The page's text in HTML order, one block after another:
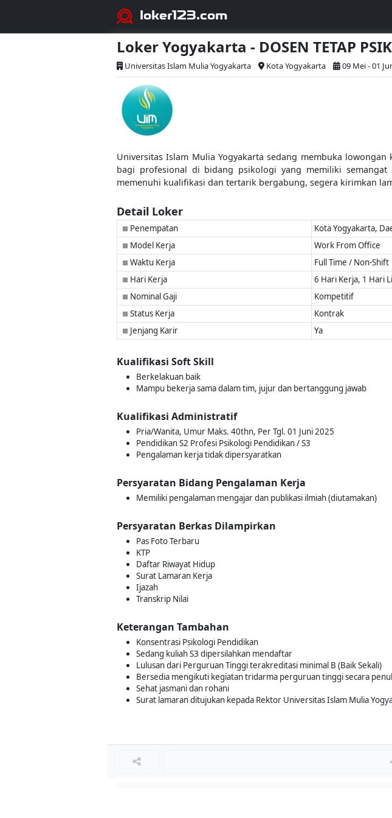
loker123.com
Loker Yogyakarta - DOSEN TETAP
Universitas Islam Mulia Yogyakarta Kota Yogyakarta 09 Mei - 01
Universitas Islam Mulia Yogyakarta sedang membuka
bagi profesional di bidang psikologi yang memiliki
memenuhi kualifikasi dan tertarik bergabung, segera kirimkan
Detail Loker
■ Penempatan Kota Yogyakarta,
■ Model Kerja Work From Office
■ Waktu Kerja Full Time / Non-Shift
■ Hari Kerja 6 Hari Kerja, 1 Hari
■ Nominal Gaji Kompetitif
■ Status Kerja Kontrak
■ Jenjang Karir Ya
Kualifikasi Soft Skill
Berkelakuan baik
Mampu bekerja sama dalam tim, jujur dan bertanggung jawab
Kualifikasi Administratif
Pria/Wanita, Umur Maks. 40thn, Per Tgl. 01 Juni 2025
Pendidikan S2 Profesi Psikologi Pendidikan / S3
Pengalaman kerja tidak dipersyaratkan
Persyaratan Bidang Pengalaman Kerja
Memiliki pengalaman mengajar dan publikasi ilmiah (diutamakan)
Persyaratan Berkas Dilampirkan
Pas Foto Terbaru
KTP
Daftar Riwayat Hidup
Surat Lamaran Kerja
Ijazah
Transkrip Nilai
Keterangan Tambahan
Konsentrasi Psikologi Pendidikan
Sedang kuliah S3 dipersilahkan mendaftar
Lulusan dari Perguruan Tinggi terakreditasi minimal B (Baik Sekali)
Bersedia mengikuti kegiatan tridarma perguruan tinggi secara
Sehat jasmani dan rohani
Surat lamaran ditujukan kepada Rektor Universitas Islam Mulia